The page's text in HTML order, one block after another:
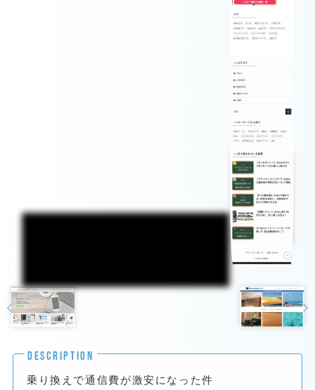
DESCRIPTION
乗り換えで通信費が激安になった件